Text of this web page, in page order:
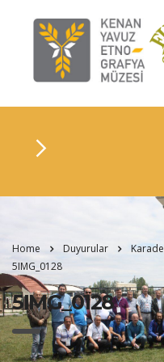
Home Duyurular
5IMG_0128
5IMG_0128